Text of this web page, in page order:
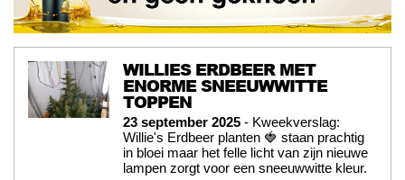
WILLIES ERDBEER MET
ENORME SNEEUWWITTE
TOPPEN
23 september 2025 - Kweekverslag:
Willie's Erdbeer planten 🍓 staan prachtig
in bloei maar het felle licht van zijn nieuwe
lampen zorgt voor een sneeuwwitte kleur.